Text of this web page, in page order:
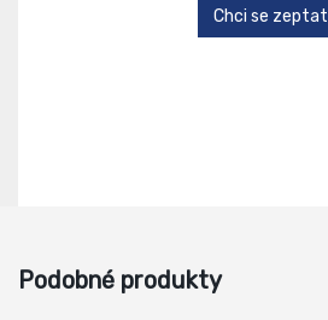
Chci se zeptat
Podobné produkty